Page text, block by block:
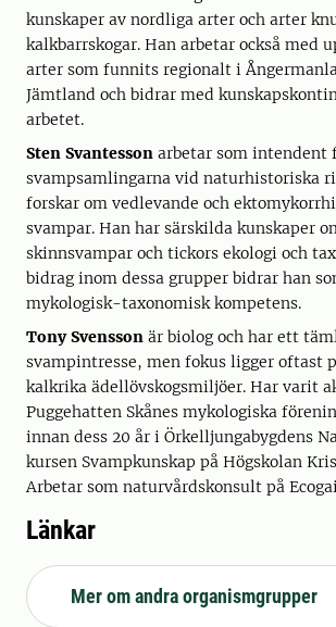
kunskaper av nordliga arter och arter
kalkbarrskogar. Han arbetar också med
arter som funnits regionalt i
Jämtland och bidrar med
arbetet.
Sten Svantesson arbetar som intendent
svampsamlingarna vid naturhistoriska
forskar om vedlevande och
svampar. Han har särskilda kunskaper
skinnsvampar och tickors ekologi och
bidrag inom dessa grupper bidrar han
mykologisk-taxonomisk kompetens.
Tony Svensson är biolog och har ett
svampintresse, men fokus ligger oftast
kalkrika ädellövskogsmiljöer. Har varit
Puggehatten Skånes mykologiska
innan dess 20 år i Örkelljungabygdens
kursen Svampkunskap på Högskolan
Arbetar som naturvårdskonsult på
Länkar
Mer om andra organismgrupper